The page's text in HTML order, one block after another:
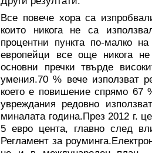
Все повече хора са
които никога не са
процентни пункта по-малко
европейци все още никога не
основни пречки твърде
умения.70 % вече използват
което е повишение спрямо 67
увреждания редовно
миналата година.През 2012 г.
5 евро цента, главно след
Регламент за